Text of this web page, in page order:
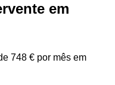
em
748 € por mês em